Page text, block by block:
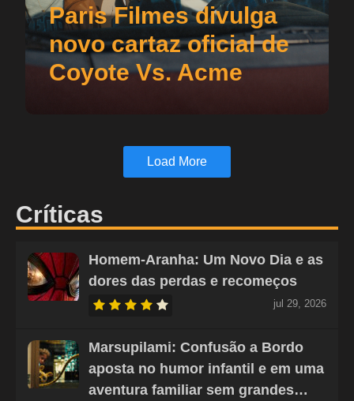
Paris Filmes divulga
novo cartaz oficial de
Coyote Vs. Acme
Load More
Críticas
Homem-Aranha: Um Novo Dia e as
dores das perdas e recomeços
jul 29, 2026
Marsupilami: Confusão a Bordo
aposta no humor infantil e em uma
aventura familiar sem grandes…